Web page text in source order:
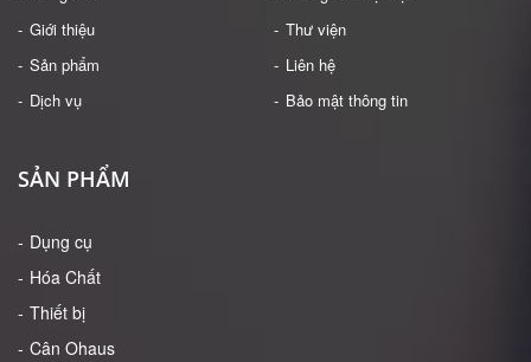
Giới thiệu
Sản phẩm
Dịch vụ
Thư viện
Liên hệ
Bảo mật thông tin
SẢN PHẨM
Dụng cụ
Hóa Chất
Thiết bị
Cân Ohaus